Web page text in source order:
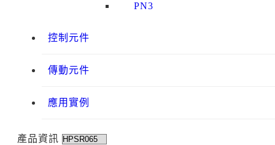
PN3
控制元件
傳動元件
應用實例
產品資訊